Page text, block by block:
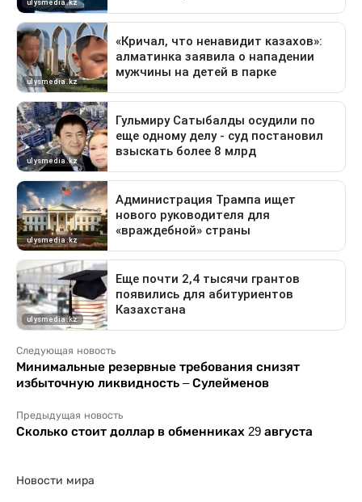
Следующая новость
Минимальные резервные требования снизят
избыточную ликвидность – Сулейменов
Предыдущая новость
Сколько стоит доллар в обменниках 29 августа
Новости мира